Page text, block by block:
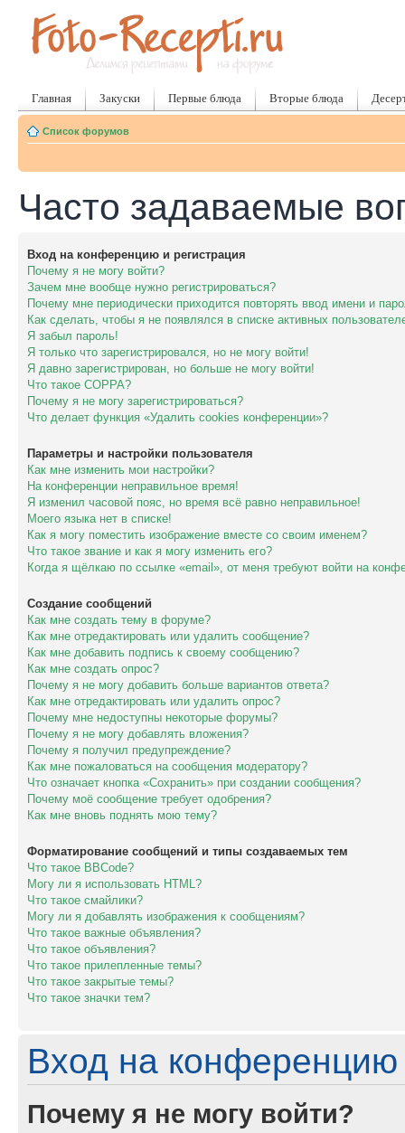
Главная Закуски Первые блюда Вторые блюда
Список форумов
Часто задаваемые
Вход на конференцию и регистрация
Почему я не могу войти?
Зачем мне вообще нужно регистрироваться?
Почему мне периодически приходится повторять ввод имени и
Как сделать, чтобы я не появлялся в списке активных
Я забыл пароль!
Я только что зарегистрировался, но не могу войти!
Я давно зарегистрирован, но больше не могу войти!
Что такое COPPA?
Почему я не могу зарегистрироваться?
Что делает функция «Удалить cookies конференции»?
Параметры и настройки пользователя
Как мне изменить мои настройки?
На конференции неправильное время!
Я изменил часовой пояс, но время всё равно неправильное!
Моего языка нет в списке!
Как я могу поместить изображение вместе со своим именем?
Что такое звание и как я могу изменить его?
Когда я щёлкаю по ссылке «email», от меня требуют войти на
Создание сообщений
Как мне создать тему в форуме?
Как мне отредактировать или удалить сообщение?
Как мне добавить подпись к своему сообщению?
Как мне создать опрос?
Почему я не могу добавить больше вариантов ответа?
Как мне отредактировать или удалить опрос?
Почему мне недоступны некоторые форумы?
Почему я не могу добавлять вложения?
Почему я получил предупреждение?
Как мне пожаловаться на сообщения модератору?
Что означает кнопка «Сохранить» при создании сообщения?
Почему моё сообщение требует одобрения?
Как мне вновь поднять мою тему?
Форматирование сообщений и типы создаваемых тем
Что такое BBCode?
Могу ли я использовать HTML?
Что такое смайлики?
Могу ли я добавлять изображения к сообщениям?
Что такое важные объявления?
Что такое объявления?
Что такое прилепленные темы?
Что такое закрытые темы?
Что такое значки тем?
Вход на конференцию
Почему я не могу войти?